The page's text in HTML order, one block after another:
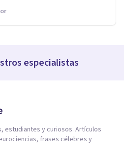
especialistas
estudiantes y curiosos. Artículos
frases célebres y